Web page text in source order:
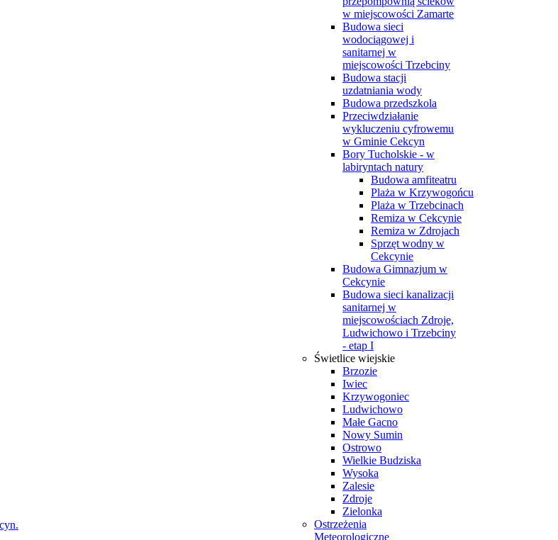
w miejscowości Zamarte
Budowa sieci
wodociągowej i
sanitarnej w
miejscowości Trzebciny
Budowa stacji
uzdatniania wody
Budowa przedszkola
Przeciwdziałanie
wykluczeniu cyfrowemu
w Gminie Cekcyn
Bory Tucholskie - w
labiryntach natury
Budowa amfiteatru
Plaża w Krzywogońcu
Plaża w Trzebcinach
Remiza w Cekcynie
Remiza w Zdrojach
Sprzęt wodny w
Cekcynie
Budowa Gimnazjum w
Cekcynie
Budowa sieci kanalizacji
sanitarnej w
miejscowościach Zdroje,
Ludwichowo i Trzebciny
- etap I
Świetlice wiejskie
Brzozie
Iwiec
Krzywogoniec
Ludwichowo
Małe Gacno
Nowy Sumin
Ostrowo
Wielkie Budziska
Wysoka
Zalesie
Zdroje
Zielonka
Ostrzeżenia
Meteorologiczne